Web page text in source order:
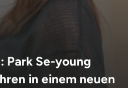
Park Se-young
in einem neuen